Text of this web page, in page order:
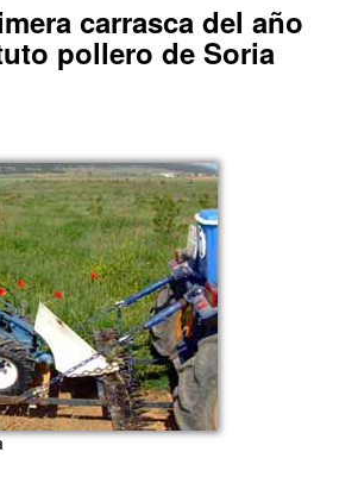
carrasca del año
pollero de Soria